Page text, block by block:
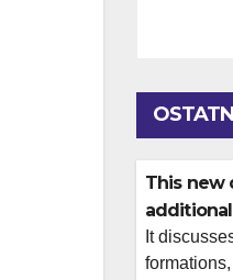
This new
and fiat
It